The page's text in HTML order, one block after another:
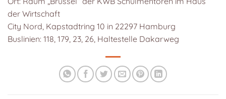
der Wirtschaft
City Nord, Kapstadtring 10 in 22297 Hamburg
Buslinien: 118, 179, 23, 26, Haltestelle Dakarweg